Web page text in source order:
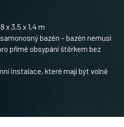
x 3,5 x 1,4 m
bazén – bazén nemusí
přímé obsypání štěrkem bez
instalace, které mají být volně